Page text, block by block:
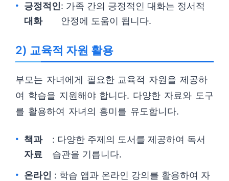
긍정적인
대화
: 가족 간의 긍정적인 대화는 정서적
안정에 도움이 됩니다.
2) 교육적 자원 활용
부모는 자녀에게 필요한 교육적 자원을 제공하
여 학습을 지원해야 합니다. 다양한 자료와 도구
를 활용하여 자녀의 흥미를 유도합니다.
책과
자료
: 다양한 주제의 도서를 제공하여 독서
습관을 기릅니다.
온라인 : 학습 앱과 온라인 강의를 활용하여 자